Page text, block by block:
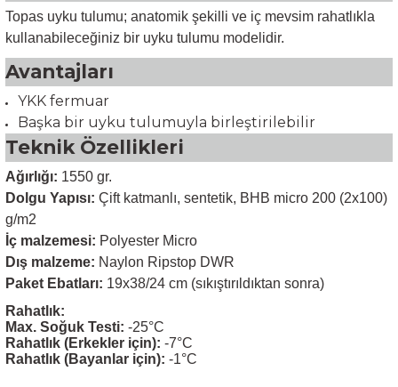
Topas uyku tulumu; anatomik şekilli ve iç mevsim rahatlıkla
kullanabileceğiniz bir uyku tulumu modelidir.
Avantajları
YKK fermuar
Başka bir uyku tulumuyla birleştirilebilir
Teknik Özellikleri
Ağırlığı: 1550 gr.
Dolgu Yapısı: Çift katmanlı, sentetik, BHB micro 200 (2x100)
g/m2
İç malzemesi: Polyester Micro
Dış malzeme: Naylon Ripstop DWR
Paket Ebatları: 19x38/24 cm (sıkıştırıldıktan sonra)
Rahatlık:
Max. Soğuk Testi: -25°C
Rahatlık (Erkekler için): -7°C
Rahatlık (Bayanlar için): -1°C